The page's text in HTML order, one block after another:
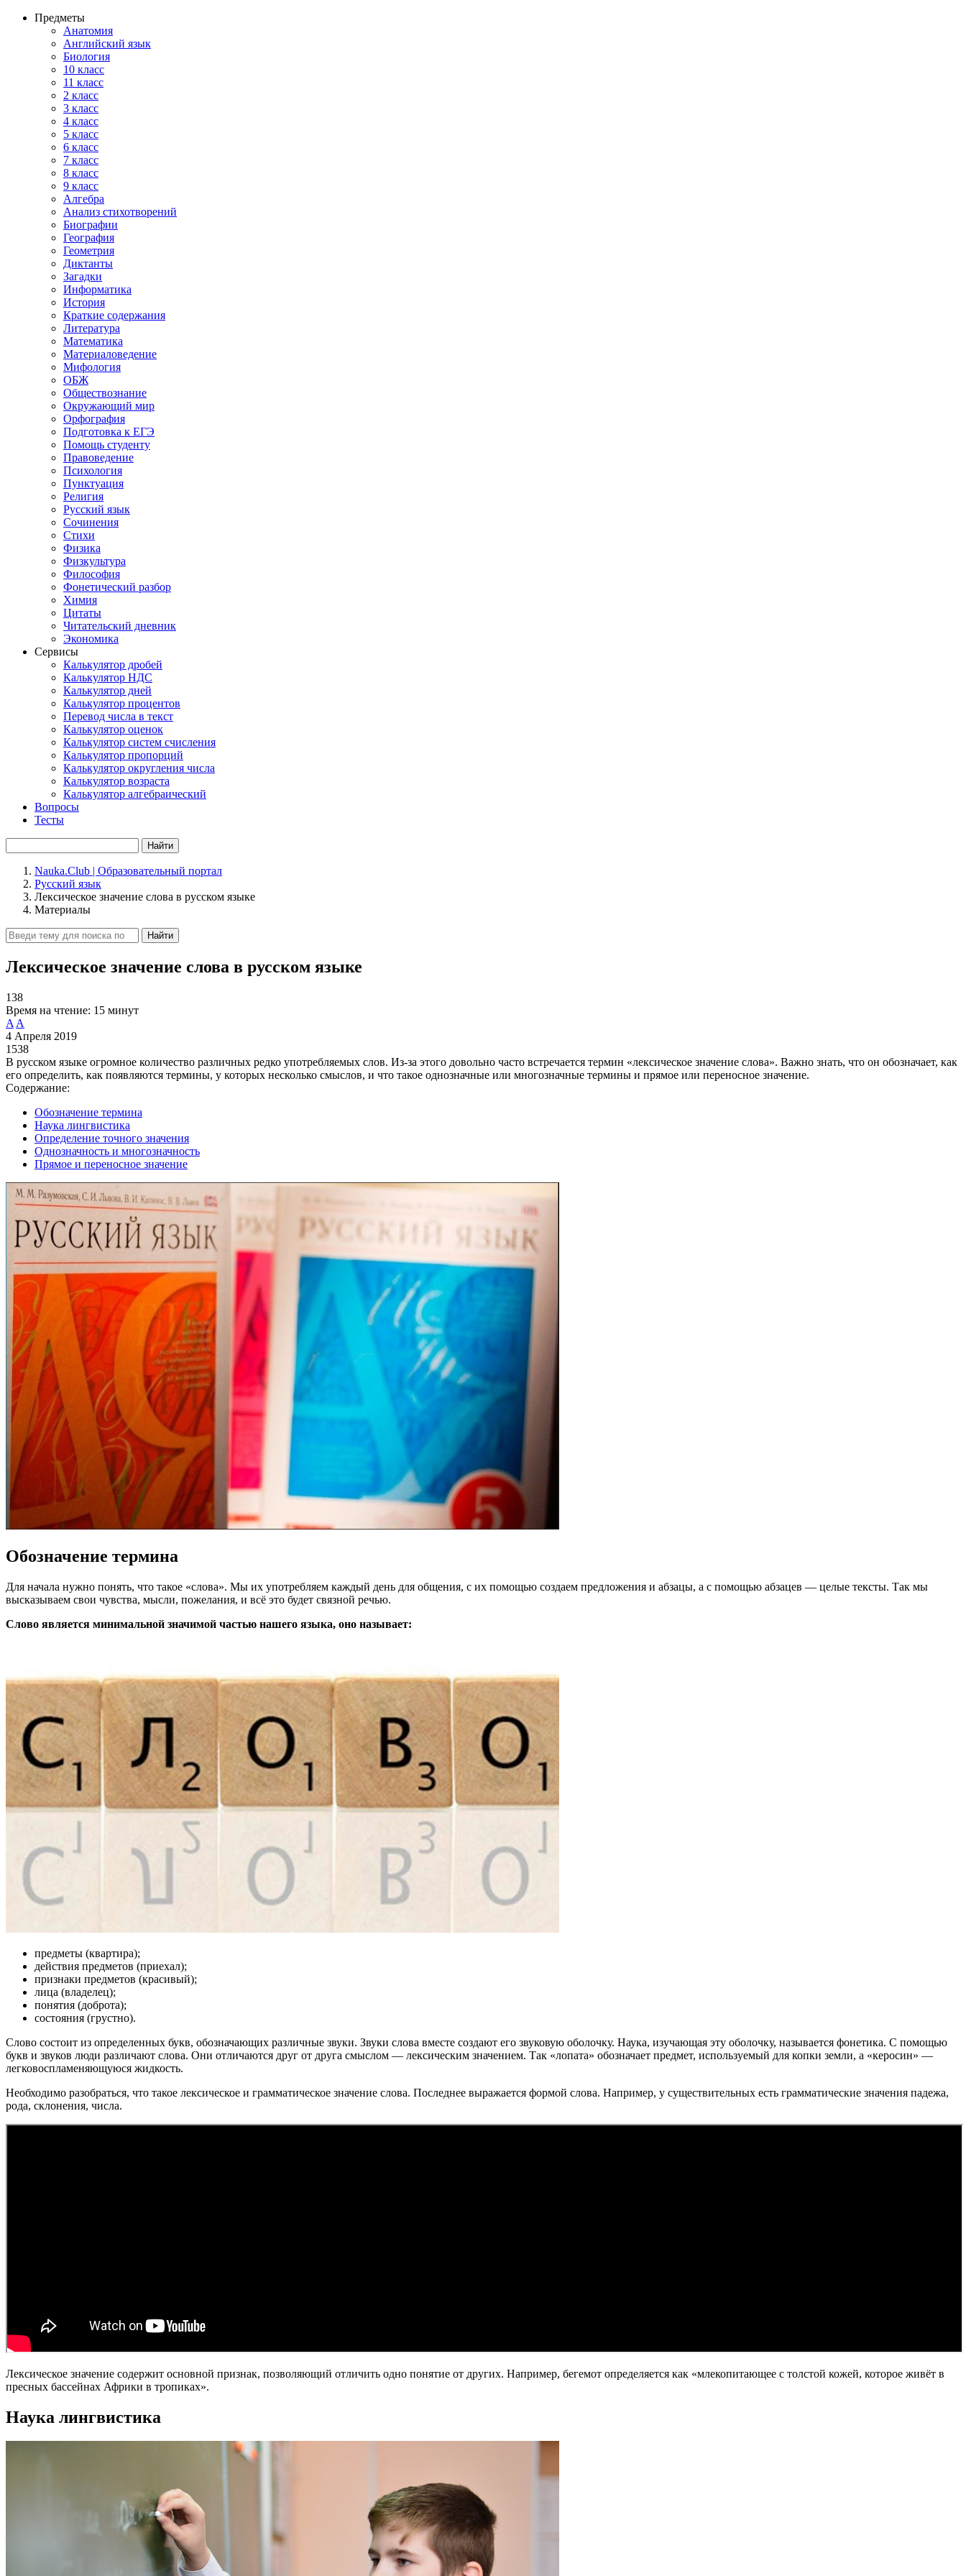
Предметы
Анатомия
Английский язык
Биология
10 класс
11 класс
2 класс
3 класс
4 класс
5 класс
6 класс
7 класс
8 класс
9 класс
Алгебра
Анализ стихотворений
Биографии
География
Геометрия
Диктанты
Загадки
Информатика
История
Краткие содержания
Литература
Математика
Материаловедение
Мифология
ОБЖ
Обществознание
Окружающий мир
Орфография
Подготовка к ЕГЭ
Помощь студенту
Правоведение
Психология
Пунктуация
Религия
Русский язык
Сочинения
Стихи
Физика
Физкультура
Философия
Фонетический разбор
Химия
Цитаты
Читательский дневник
Экономика
Сервисы
Калькулятор дробей
Калькулятор НДС
Калькулятор дней
Калькулятор процентов
Перевод числа в текст
Калькулятор оценок
Калькулятор систем счисления
Калькулятор пропорций
Калькулятор округления числа
Калькулятор возраста
Калькулятор алгебраический
Вопросы
Тесты
Найти
Nauka.Club | Образовательный портал
Русский язык
Лексическое значение слова в русском языке
Материалы
Найти
Лексическое значение слова в русском языке
138
Время на чтение: 15 минут
A A
4 Апреля 2019
1538
В русском языке огромное количество различных редко употребляемых слов. Из-за этого довольно часто встречается термин «лексическое значение слова». Важно знать, что он обозначает, как
его определить, как появляются термины, у которых несколько смыслов, и что такое однозначные или многозначные термины и прямое или переносное значение.
Содержание:
Обозначение термина
Наука лингвистика
Определение точного значения
Однозначность и многозначность
Прямое и переносное значение
Обозначение термина
Для начала нужно понять, что такое «слова». Мы их употребляем каждый день для общения, с их помощью создаем предложения и абзацы, а с помощью абзацев — целые тексты. Так мы
высказываем свои чувства, мысли, пожелания, и всё это будет связной речью.
Слово является минимальной значимой частью нашего языка, оно называет:
предметы (квартира);
действия предметов (приехал);
признаки предметов (красивый);
лица (владелец);
понятия (доброта);
состояния (грустно).
Слово состоит из определенных букв, обозначающих различные звуки. Звуки слова вместе создают его звуковую оболочку. Наука, изучающая эту оболочку, называется фонетика. С помощью
букв и звуков люди различают слова. Они отличаются друг от друга смыслом — лексическим значением. Так «лопата» обозначает предмет, используемый для копки земли, а «керосин» —
легковоспламеняющуюся жидкость.
Необходимо разобраться, что такое лексическое и грамматическое значение слова. Последнее выражается формой слова. Например, у существительных есть грамматические значения падежа,
рода, склонения, числа.
Лексическое значение содержит основной признак, позволяющий отличить одно понятие от других. Например, бегемот определяется как «млекопитающее с толстой кожей, которое живёт в
пресных бассейнах Африки в тропиках».
Наука лингвистика